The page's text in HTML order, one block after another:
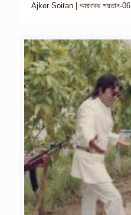
Ajker Soitan | আজকের শয়তান-06